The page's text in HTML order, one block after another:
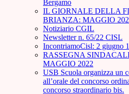
Bergamo
IL GIORNALE DELLA
BRIANZA: MAGGIO
Notiziario CGIL
Newsletter n. 65/22 CISL
IncontriamoCisl: 2 giugno
RASSEGNA
MAGGIO 2022
USB Scuola organizza un
all’orale del concorso
concorso straordinario bis.